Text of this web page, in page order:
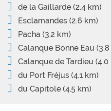
de la Gaillarde (2.4 km)
Esclamandes (2.6 km)
Pacha (3.2 km)
Calanque Bonne Eau
Calanque de Tardieu (4.0
du Port Fréjus (4.1 km)
du Capitole (4.5 km)